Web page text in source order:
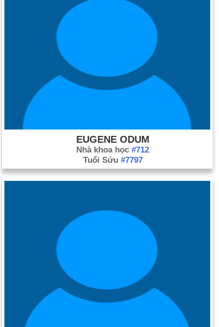
EUGENE ODUM
Nhà khoa học #712
Tuổi Sửu #7797